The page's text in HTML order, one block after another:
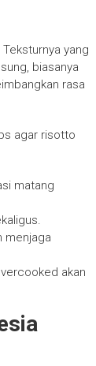
yang
biasanya
rasa
agar risotto
matang
menjaga
akan